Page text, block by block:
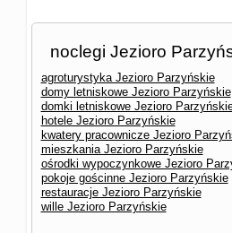
noclegi Jezioro
agroturystyka Jezioro Parzyńskie
domy letniskowe Jezioro Parzyńskie
domki letniskowe Jezioro
hotele Jezioro Parzyńskie
kwatery pracownicze Jezioro
mieszkania Jezioro Parzyńskie
ośrodki wypoczynkowe Jezioro
pokoje gościnne Jezioro Parzyńskie
restauracje Jezioro Parzyńskie
wille Jezioro Parzyńskie